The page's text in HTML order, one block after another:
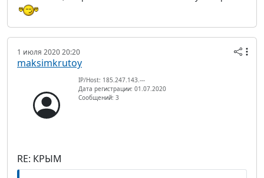
1 июля 2020 20:20
maksimkrutoy
IP/Host: 185.247.143.---
Дата регистрации: 01.07.2020
Сообщений: 3
RE: КРЫМ